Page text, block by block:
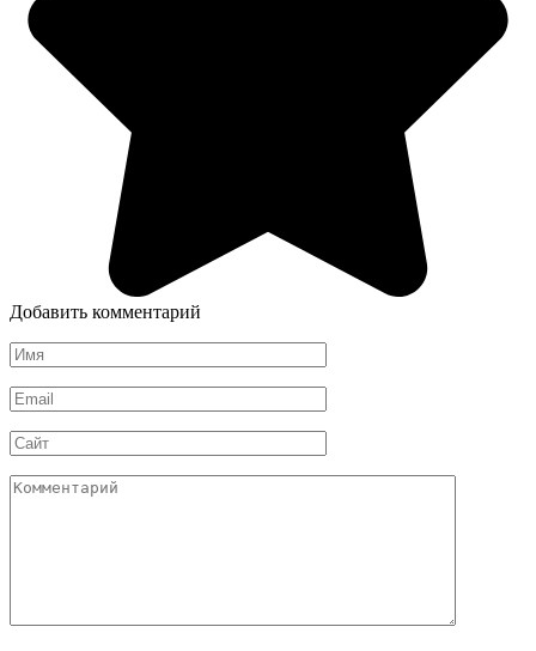
Добавить комментарий
Имя
*
Email
*
Сайт
Комментарий